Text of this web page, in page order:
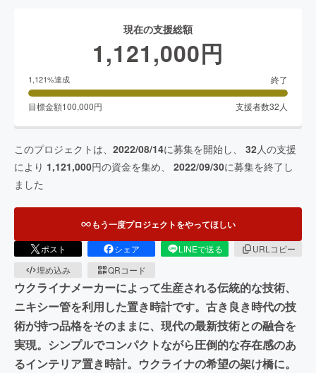
現在の支援総額
1,121,000円
1,121%達成 終了
目標金額100,000円 支援者数32 人
このプロジェクトは、 2022/08/14に募集を開始し、 32人の支援
により 1,121,000円の資金を集め、 2022/09/30に募集を終了し
ました
もう一度プロジェクトをやってほしい
ポスト シェア LINEで送る
URLコピー
埋め込み
QRコード
ウクライナメーカーによって生産される伝統的な技術、
ニキシー管を利用した置き時計です。古き良き時代の技
術が持つ品格をそのままに、現代の最新技術との融合を
実現。シンプルでコンパクトながら圧倒的な存在感のあ
るインテリア置き時計。ウクライナの希望の架け橋に。